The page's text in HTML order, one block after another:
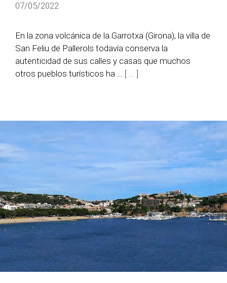
07/05/2022
En la zona volcánica de la Garrotxa (Girona), la villa de
San Feliu de Pallerols todavía conserva la
autenticidad de sus calles y casas que muchos
otros pueblos turísticos ha … [ … ]